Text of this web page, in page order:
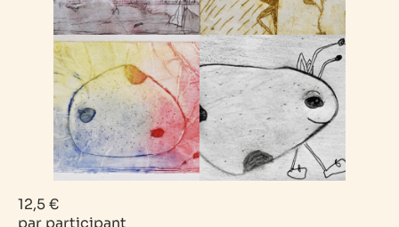
12,5 €
par participant